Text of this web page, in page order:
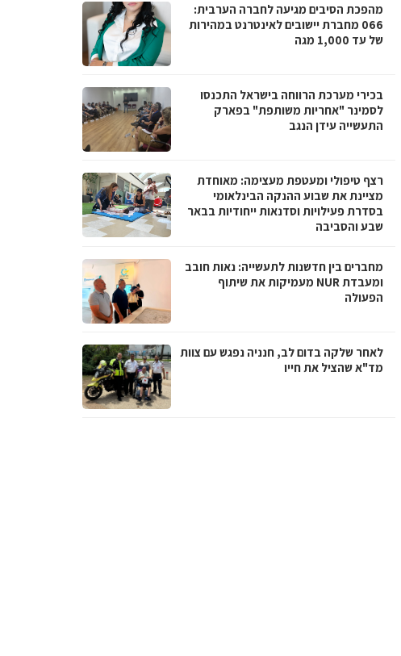
מהפכת הסיבים מגיעה לחברה הערבית:
066 מחברת יישובים לאינטרנט במהירות
של עד 1,000 מגה
בכירי מערכת הרווחה בישראל התכנסו
לסמינר "אחריות משותפת" בפארק
התעשייה עידן הנגב
רצף טיפולי ומעטפת מעצימה: מאוחדת
מציינת את שבוע ההנקה הבינלאומי
בסדרת פעילויות וסדנאות ייחודיות בבאר
שבע והסביבה
מחברים בין חדשנות לתעשייה: נאות חובב
ומעבדת NUR מעמיקות את שיתוף
הפעולה
לאחר שלקה בדום לב, חנניה נפגש עם צוות
מד"א שהציל את חייו